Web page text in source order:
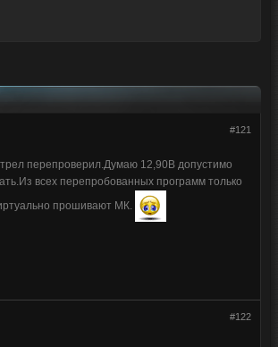
#121
перепроверил.Думаю 12,90В допустимо
всех перепробованных программ только
прошивают МК.
#122